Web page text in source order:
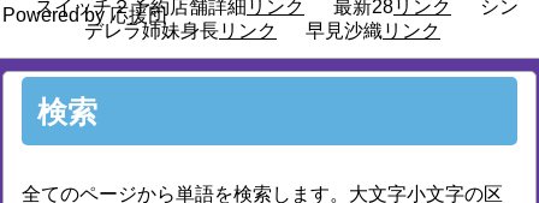
Powered by 応援団
スイッチ２予約店舗詳細
最新28
シン
デレラ姉妹身長
早見沙織
検索
全てのページから単語を検索します。大文字小文字の区